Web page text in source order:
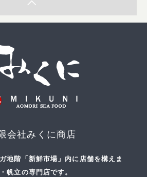
会社みくに商店
地階「新鮮市場」内に店舗を構えま
帆立の専門店です。